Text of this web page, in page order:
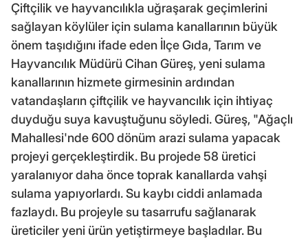
Çiftçilik ve hayvancılıkla uğraşarak geçimlerini
sağlayan köylüler için sulama kanallarının büyük
önem taşıdığını ifade eden İlçe Gıda, Tarım ve
Hayvancılık Müdürü Cihan Güreş, yeni sulama
kanallarının hizmete girmesinin ardından
vatandaşların çiftçilik ve hayvancılık için ihtiyaç
duyduğu suya kavuştuğunu söyledi. Güreş, "Ağaçlı
Mahallesi'nde 600 dönüm arazi sulama yapacak
projeyi gerçekleştirdik. Bu projede 58 üretici
yaralanıyor daha önce toprak kanallarda vahşi
sulama yapıyorlardı. Su kaybı ciddi anlamada
fazlaydı. Bu projeyle su tasarrufu sağlanarak
üreticiler yeni ürün yetiştirmeye başladılar. Bu